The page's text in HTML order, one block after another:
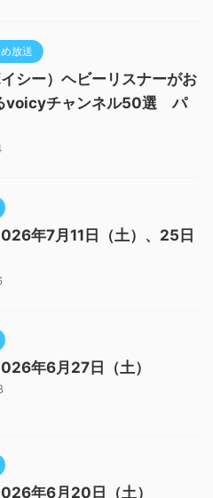
放送
シー）ヘビーリスナーがお
voicyチャンネル50選 パ
年7月11日（土）、25日
年6月27日（土）
年6月20日（土）